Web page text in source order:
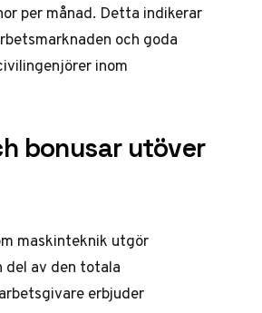
per månad. Detta indikerar
och goda
inom
bonusar utöver
maskinteknik utgör
del av den totala
erbjuder